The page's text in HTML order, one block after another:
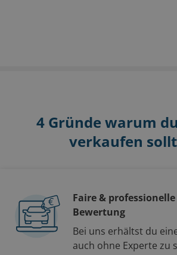
4 Gründe warum
verkaufen
Faire &
Bewertung
Bei uns erhältst du
auch ohne Experte zu